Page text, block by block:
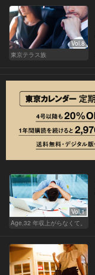
Vol.8
東京テラス族
Vol.1
Age,32 年収上がらなくて。